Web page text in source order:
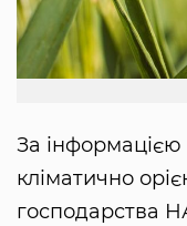
За інформацією
кліматично
господарства